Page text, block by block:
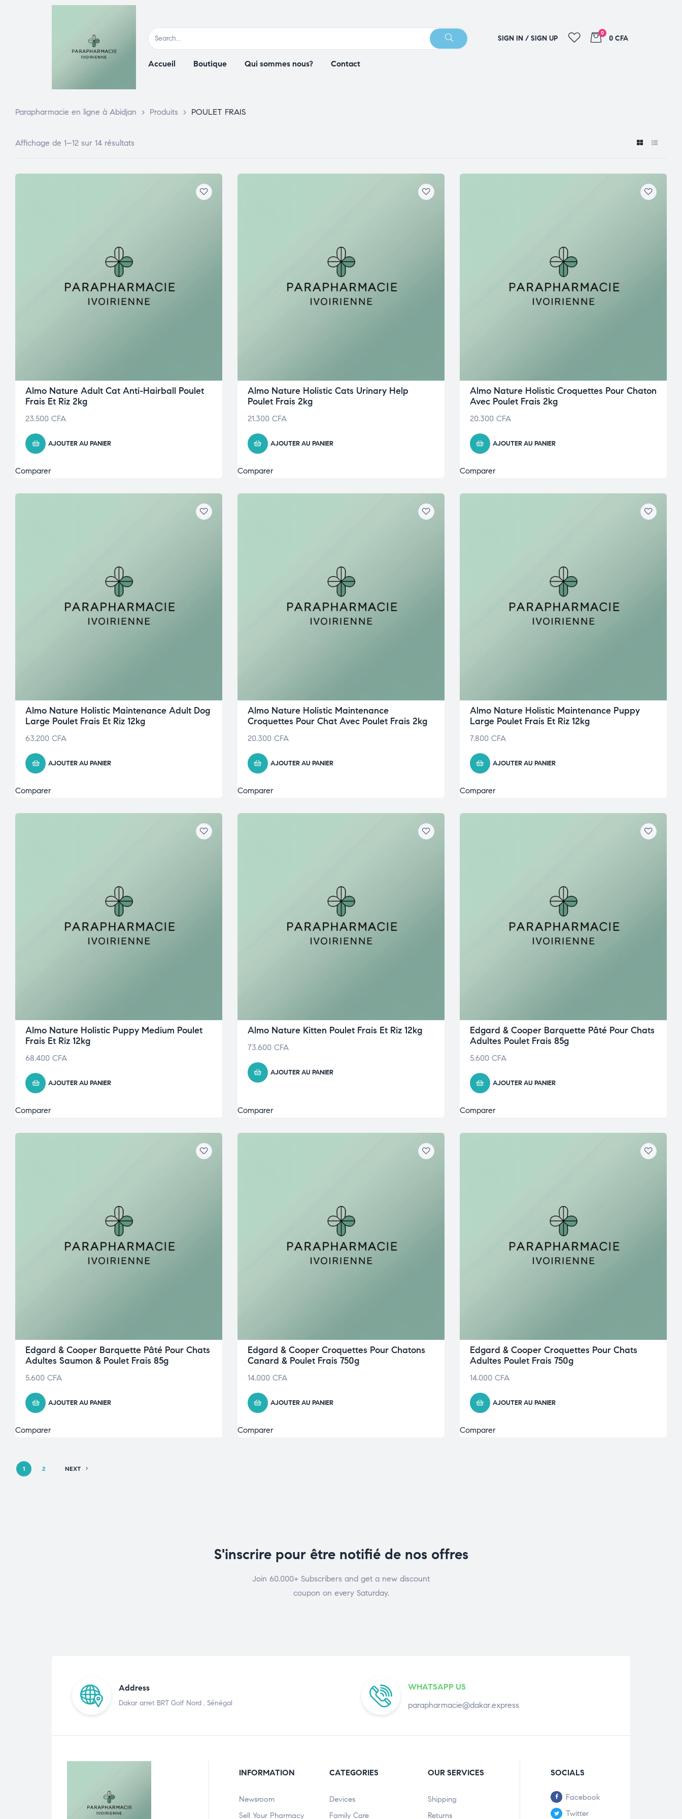
SIGN IN / SIGN UP
0
0 CFA
Accueil Boutique Qui sommes nous? Contact
Parapharmacie en ligne à Abidjan > Produits > POULET FRAIS
Affichage de 1–12 sur 14 résultats
Almo Nature Adult Cat Anti-Hairball Poulet
Frais Et Riz 2kg
23.500 CFA
AJOUTER AU PANIER
Comparer
Almo Nature Holistic Cats Urinary Help
Poulet Frais 2kg
21.300 CFA
AJOUTER AU PANIER
Comparer
Almo Nature Holistic Croquettes Pour Chaton
Avec Poulet Frais 2kg
20.300 CFA
AJOUTER AU PANIER
Comparer
Almo Nature Holistic Maintenance Adult Dog
Large Poulet Frais Et Riz 12kg
63.200 CFA
AJOUTER AU PANIER
Comparer
Almo Nature Holistic Maintenance
Croquettes Pour Chat Avec Poulet Frais 2kg
20.300 CFA
AJOUTER AU PANIER
Comparer
Almo Nature Holistic Maintenance Puppy
Large Poulet Frais Et Riz 12kg
7.800 CFA
AJOUTER AU PANIER
Comparer
Almo Nature Holistic Puppy Medium Poulet
Frais Et Riz 12kg
68.400 CFA
AJOUTER AU PANIER
Comparer
Almo Nature Kitten Poulet Frais Et Riz 12kg
73.600 CFA
AJOUTER AU PANIER
Comparer
Edgard & Cooper Barquette Pâté Pour Chats
Adultes Poulet Frais 85g
5.600 CFA
AJOUTER AU PANIER
Comparer
Edgard & Cooper Barquette Pâté Pour Chats
Adultes Saumon & Poulet Frais 85g
5.600 CFA
AJOUTER AU PANIER
Comparer
Edgard & Cooper Croquettes Pour Chatons
Canard & Poulet Frais 750g
14.000 CFA
AJOUTER AU PANIER
Comparer
Edgard & Cooper Croquettes Pour Chats
Adultes Poulet Frais 750g
14.000 CFA
AJOUTER AU PANIER
Comparer
1 2 NEXT
S'inscrire pour être notifié de nos offres
Join 60.000+ Subscribers and get a new discount
coupon on every Saturday.
Address
Dakar arret BRT Golf Nord , Sénégal
WHATSAPP US
parapharmacie@dakar.express
INFORMATION
Newsroom
Sell Your Pharmacy
CATEGORIES
Devices
Family Care
OUR SERVICES
Shipping
Returns
SOCIALS
Facebook
Twitter